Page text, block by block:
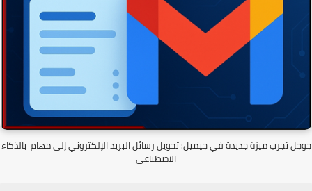
تجرب ميزة جديدة في جيميل: تحويل رسائل البريد الإلكتروني إلى مهام بالذكاء
الاصطناعي